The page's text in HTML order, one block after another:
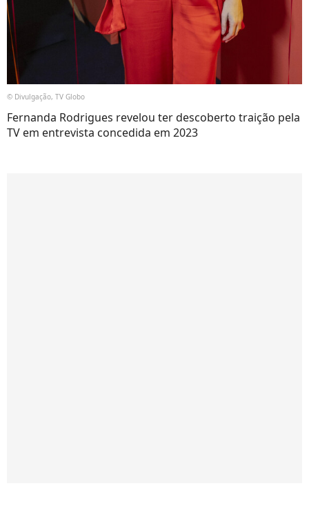
© Divulgação, TV Globo
Fernanda Rodrigues revelou ter descoberto traição pela
TV em entrevista concedida em 2023